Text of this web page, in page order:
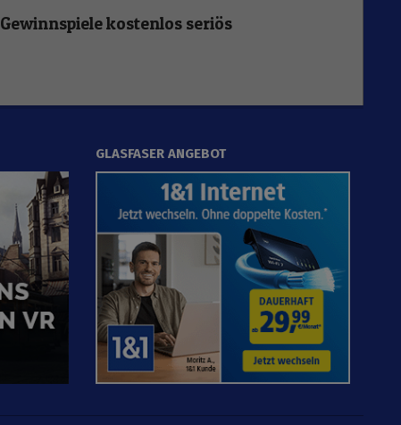
Gewinnspiele kostenlos seriös
GLASFASER ANGEBOT